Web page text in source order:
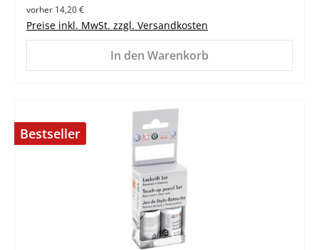
vorher 14,20 €
Preise inkl. MwSt. zzgl. Versandkosten
In den Warenkorb
Bestseller